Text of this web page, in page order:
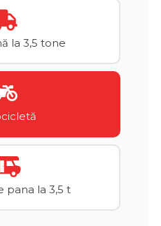
la 3,5 tone
pana la 3,5 t